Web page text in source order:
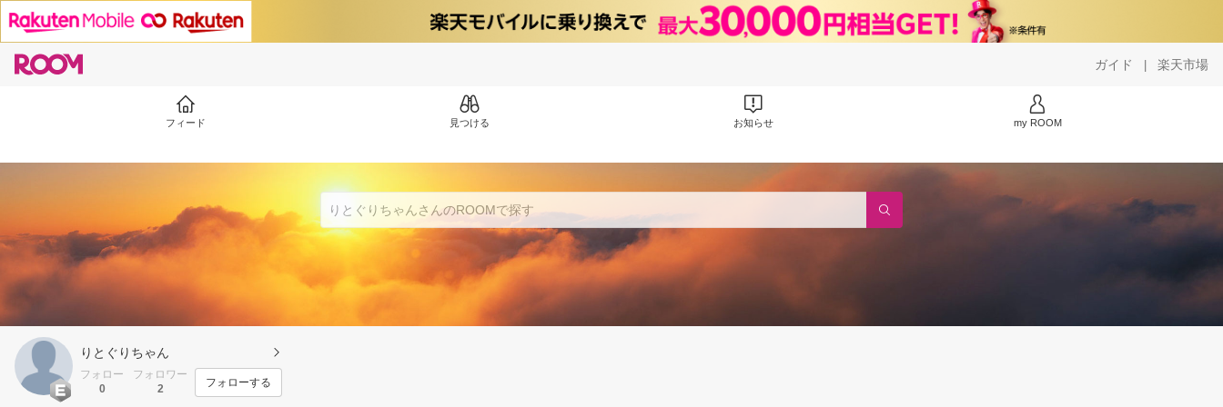
ガイド | 楽天市場
フィード 見つける お知らせ my ROOM
りとぐりちゃん
フォロー
0
フォロワー
2
フォローする